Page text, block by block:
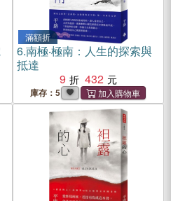
滿額折
6.南極‧極南：人生的探索與
抵達
9
432
庫存：5